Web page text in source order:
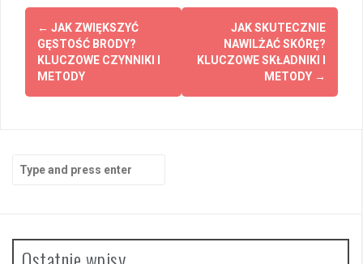
Post
navigation
← JAK ZWIĘKSZYĆ
GĘSTOŚĆ BRODY?
KLUCZOWE CZYNNIKI I
METODY
JAK SKUTECZNIE
NAWILŻAĆ SKÓRĘ?
KLUCZOWE SKŁADNIKI I
METODY →
for: